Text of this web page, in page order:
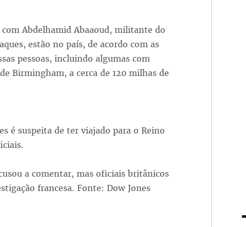
Abdelhamid Abaaoud, militante do
estão no país, de acordo com as
pessoas, incluindo algumas com
Birmingham, a cerca de 120 milhas de
é suspeita de ter viajado para o Reino
a comentar, mas oficiais britânicos
francesa. Fonte: Dow Jones